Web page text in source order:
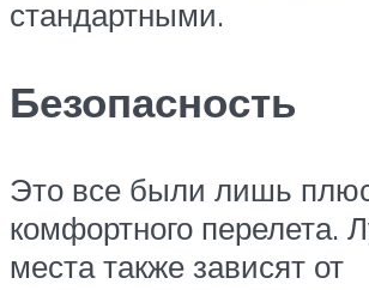
стандартными.
Безопасность
Это все были лишь
комфортного перелета.
места также зависят от